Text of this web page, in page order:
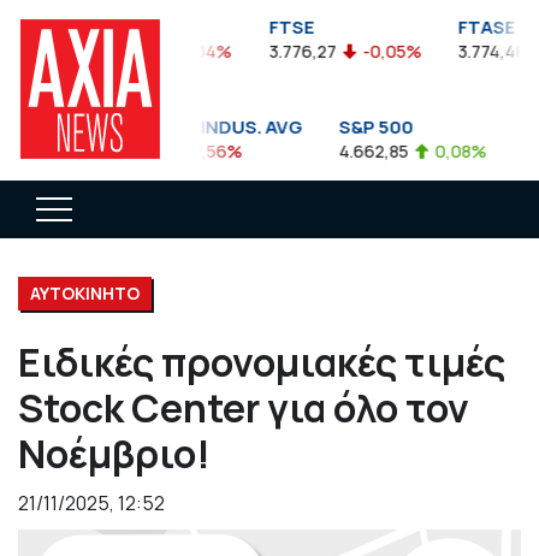
FTSEA
899,47 -0,04%
FTSE
3.776,27 -0,05%
FTASE
3.774,48
DOW JONES INDUS. AVG
35.911,81 -0,56%
S&P 500
4.662,85 0,08%
ΑΥΤΟΚΙΝΗΤΟ
Ειδικές προνομιακές τιμές
Stock Center για όλο τον
Νοέμβριο!
21/11/2025, 12:52